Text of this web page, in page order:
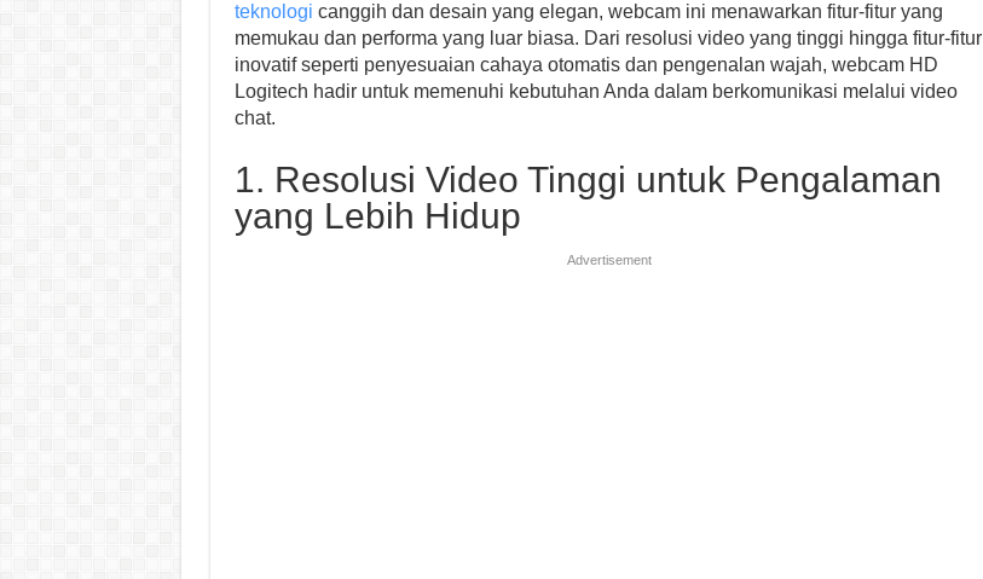
teknologi canggih dan desain yang elegan, webcam ini menawarkan fitur-fitur yang
memukau dan performa yang luar biasa. Dari resolusi video yang tinggi hingga fitur-fitur
inovatif seperti penyesuaian cahaya otomatis dan pengenalan wajah, webcam HD
Logitech hadir untuk memenuhi kebutuhan Anda dalam berkomunikasi melalui video
chat.
1. Resolusi Video Tinggi untuk Pengalaman
yang Lebih Hidup
Advertisement